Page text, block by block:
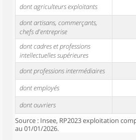
dont agriculteurs exploitants
dont artisans, commerçants,
chefs d'entreprise
dont cadres et professions
intellectuelles supérieures
dont professions intermédiaires
dont employés
dont ouvriers
Source : Insee, RP2023 exploitation
au 01/01/2026.